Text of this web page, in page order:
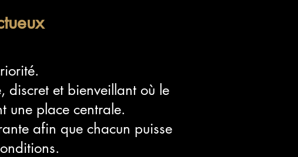
discret et bienveillant où le
une place centrale.
afin que chacun puisse